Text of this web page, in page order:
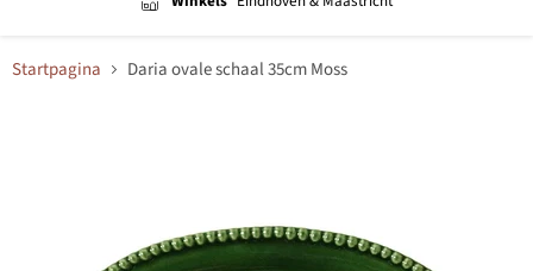
Startpagina Daria ovale schaal 35cm Moss